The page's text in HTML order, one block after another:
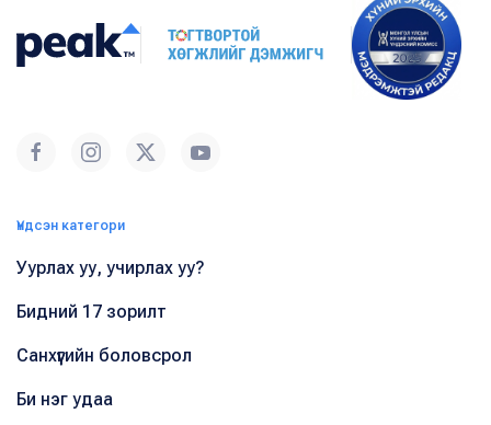
Үндсэн категори
Уурлах уу, учирлах уу?
Бидний 17 зорилт
Санхүүгийн боловсрол
Би нэг удаа